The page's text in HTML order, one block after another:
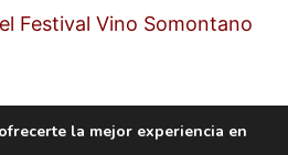
Festival Vino Somontano
la mejor experiencia en